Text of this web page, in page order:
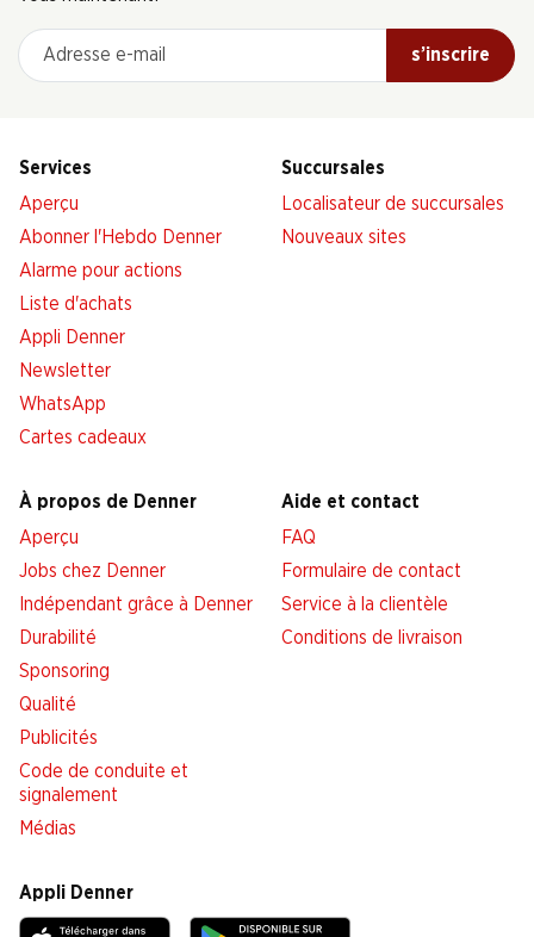
Adresse e-mail
s’inscrire
Services
Aperçu
Abonner l'Hebdo Denner
Alarme pour actions
Liste d'achats
Appli Denner
Newsletter
WhatsApp
Cartes cadeaux
Succursales
Localisateur de succursales
Nouveaux sites
À propos de Denner
Aperçu
Jobs chez Denner
Indépendant grâce à Denner
Durabilité
Sponsoring
Qualité
Publicités
Code de conduite et
signalement
Médias
Aide et contact
FAQ
Formulaire de contact
Service à la clientèle
Conditions de livraison
Appli Denner